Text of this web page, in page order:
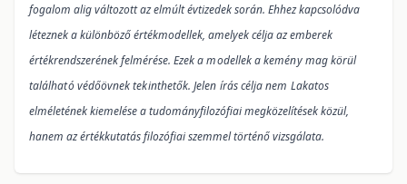
fogalom alig változott az elmúlt évtizedek során. Ehhez kapcsolódva
léteznek a különböző értékmodellek, amelyek célja az emberek
értékrendszerének felmérése. Ezek a modellek a kemény mag körül
található védőövnek tekinthetők. Jelen írás célja nem Lakatos
elméletének kiemelése a tudományfilozófiai megközelítések közül,
hanem az értékkutatás filozófiai szemmel történő vizsgálata.